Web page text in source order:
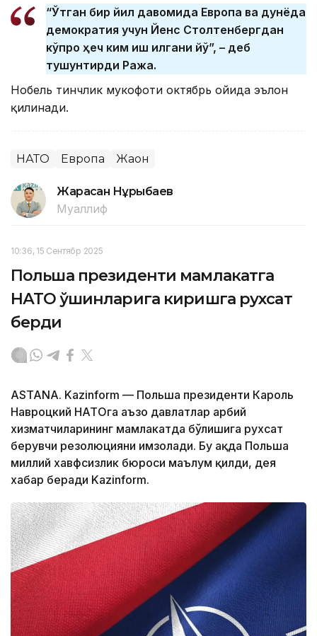
“Ўтган бир йил давомида Европа ва дунёда
демократия учун Йенс Столтенбергдан
кўпроқ ҳеч ким иш қилгани йўқ”, – деб
тушунтирди Ража.
Нобель тинчлик мукофоти октябрь ойида эълон
қилинади.
НАТО Европа Жаҳон
Жарасқан Нұрыбаев
Муаллиф
10:36, 15 Сентябр 2025
Польша президенти мамлакатга
НАТО қўшинларига киришга рухсат
берди
ASTANA. Kazinform — Польша президенти Кароль
Навроцкий НАТОга аъзо давлатлар ҳарбий
хизматчиларининг мамлакатда бўлишига рухсат
берувчи резолюцияни имзолади. Бу ҳақда Польша
миллий хавфсизлик бюроси маълум қилди, дея
хабар беради Kazinform.